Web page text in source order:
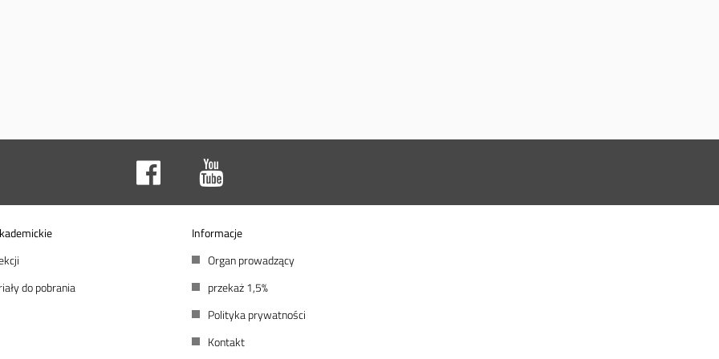
do pobrania
Informacje
Organ prowadzący
przekaż 1,5%
Polityka prywatności
Kontakt